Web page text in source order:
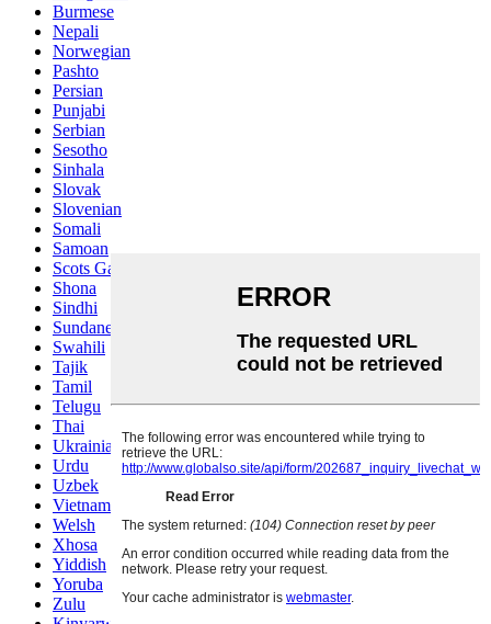
Burmese
Nepali
Norwegian
Pashto
Persian
Punjabi
Serbian
Sesotho
Sinhala
Slovak
Slovenian
Somali
Samoan
Scots Gaelic
Shona
Sindhi
Sundanese
Swahili
Tajik
Tamil
Telugu
Thai
Ukrainian
Urdu
Uzbek
Vietnamese
Welsh
Xhosa
Yiddish
Yoruba
Zulu